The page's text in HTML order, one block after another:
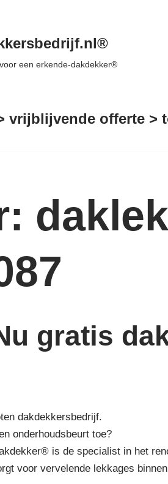
een erkende-dakdekker®
vrijblijvende offerte >
gratis
dakdekkersbedrijf.
onderhoudsbeurt toe?
is de specialist in het
voor vervelende lekkages